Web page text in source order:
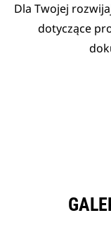
Dla Twojej
dotyczące